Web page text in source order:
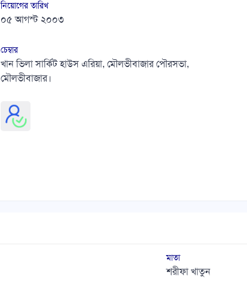
নিয়োগের তারিখ
০৫ আগস্ট ২০০৩
চেম্বার
খান ভিলা সার্কিট হাউস এরিয়া, মৌলভীবাজার পৌরসভা,
মৌলভীবাজার।
মাতা
শরীফা খাতুন